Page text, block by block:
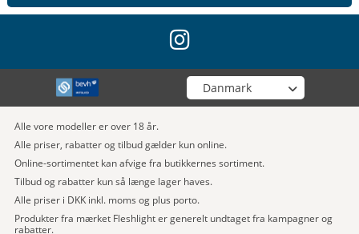
instagram
Vælg din butik
Alle vore modeller er over 18 år.
Alle priser, rabatter og tilbud gælder kun online.
Online-sortimentet kan afvige fra butikkernes sortiment.
Tilbud og rabatter kun så længe lager haves.
Alle priser i DKK inkl. moms og plus porto.
Produkter fra mærket Fleshlight er generelt undtaget fra kampagner og
rabatter.